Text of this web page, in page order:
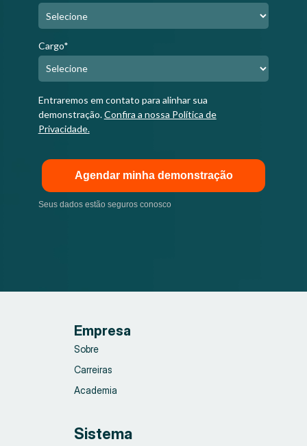
Cargo*
Entraremos em contato para alinhar sua
demonstração.Confira a nossa Política de
Privacidade.
Agendar minha demonstração
Seus dados estão seguros conosco
Empresa
Sobre
Carreiras
Academia
Sistema